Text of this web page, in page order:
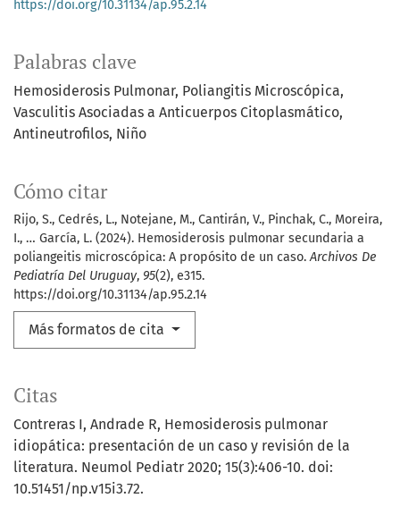
Palabras clave
Hemosiderosis Pulmonar Poliangitis Microscópica
Vasculitis Asociadas a Anticuerpos Citoplasmático
Antineutrofilos Niño
Cómo citar
Rijo, S., Cedrés, L., Notejane, M., Cantirán, V., Pinchak, C., Moreira,
I., … García, L. (2024). Hemosiderosis pulmonar secundaria a
poliangeitis microscópica: A propósito de un caso.Archivos De
Pediatría Del Uruguay, 95(2), e315.
https://doi.org/10.31134/ap.95.2.14
Más formatos de cita
https://doi.org/10.31134/ap.95.2.14
Citas
Contreras I, Andrade R, Hemosiderosis pulmonar
idiopática: presentación de un caso y revisión de la
literatura. Neumol Pediatr 2020; 15(3):406-10. doi:
10.51451/np.v15i3.72.